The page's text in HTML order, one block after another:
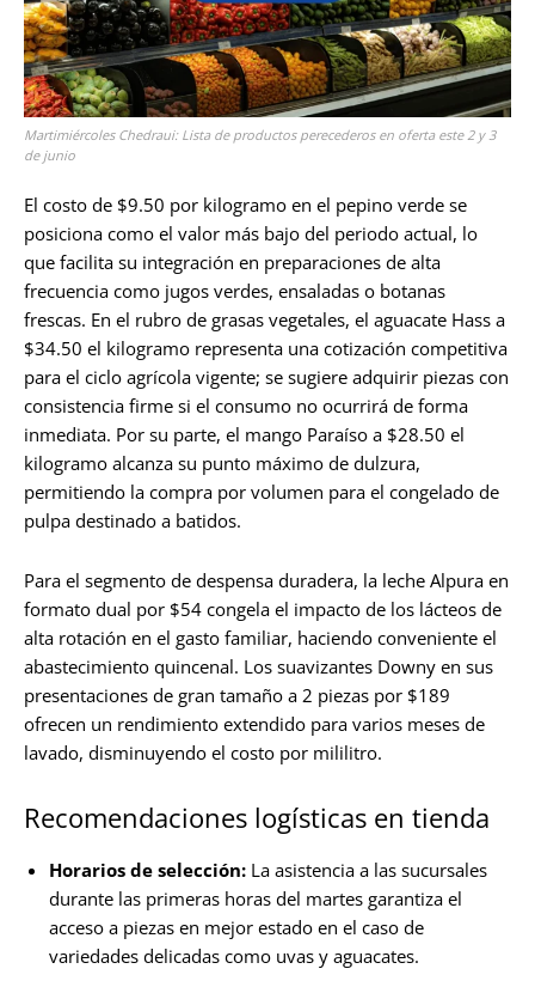
Martimiércoles Chedraui: Lista de productos perecederos en oferta este 2 y 3
de junio
El costo de $9.50 por kilogramo en el pepino verde se
posiciona como el valor más bajo del periodo actual, lo
que facilita su integración en preparaciones de alta
frecuencia como jugos verdes, ensaladas o botanas
frescas. En el rubro de grasas vegetales, el aguacate Hass a
$34.50 el kilogramo representa una cotización competitiva
para el ciclo agrícola vigente; se sugiere adquirir piezas con
consistencia firme si el consumo no ocurrirá de forma
inmediata. Por su parte, el mango Paraíso a $28.50 el
kilogramo alcanza su punto máximo de dulzura,
permitiendo la compra por volumen para el congelado de
pulpa destinado a batidos.
Para el segmento de despensa duradera, la leche Alpura en
formato dual por $54 congela el impacto de los lácteos de
alta rotación en el gasto familiar, haciendo conveniente el
abastecimiento quincenal. Los suavizantes Downy en sus
presentaciones de gran tamaño a 2 piezas por $189
ofrecen un rendimiento extendido para varios meses de
lavado, disminuyendo el costo por mililitro.
Recomendaciones logísticas en tienda
Horarios de selección: La asistencia a las sucursales
durante las primeras horas del martes garantiza el
acceso a piezas en mejor estado en el caso de
variedades delicadas como uvas y aguacates.